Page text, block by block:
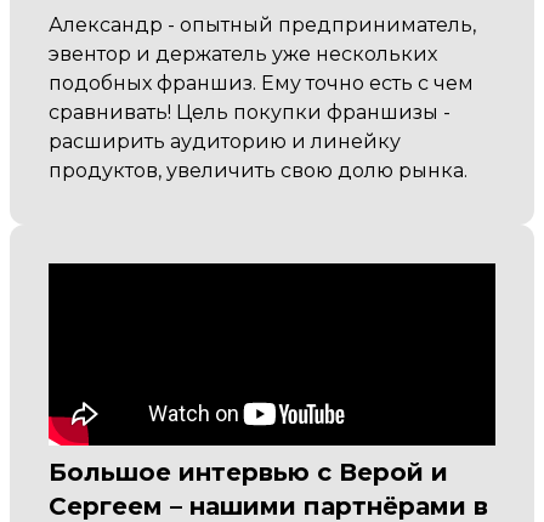
Александр - опытный предприниматель,
эвентор и держатель уже нескольких
подобных франшиз. Ему точно есть с чем
сравнивать! Цель покупки франшизы -
расширить аудиторию и линейку
продуктов, увеличить свою долю рынка.
Большое интервью с Верой и
Сергеем – нашими партнёрами в